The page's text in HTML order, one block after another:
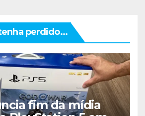
perdido...
fim da mídia